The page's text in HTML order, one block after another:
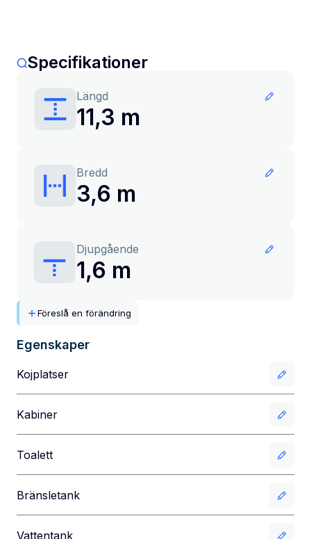
Specifikationer
Längd
11,3 m
Bredd
3,6 m
Djupgående
1,6 m
Föreslå en förändring
Egenskaper
Kojplatser
Kabiner
Toalett
Bränsletank
Vattentank